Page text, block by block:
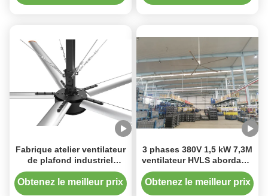
Fabrique atelier ventilateur
de plafond industriel
Ventilateur d'économie
d'énergie 220/380V
Obtenez le meilleur prix
3 phases 380V 1,5 kW 7,3M
ventilateur HVLS abordable
avec boîte de commande
Obtenez le meilleur prix